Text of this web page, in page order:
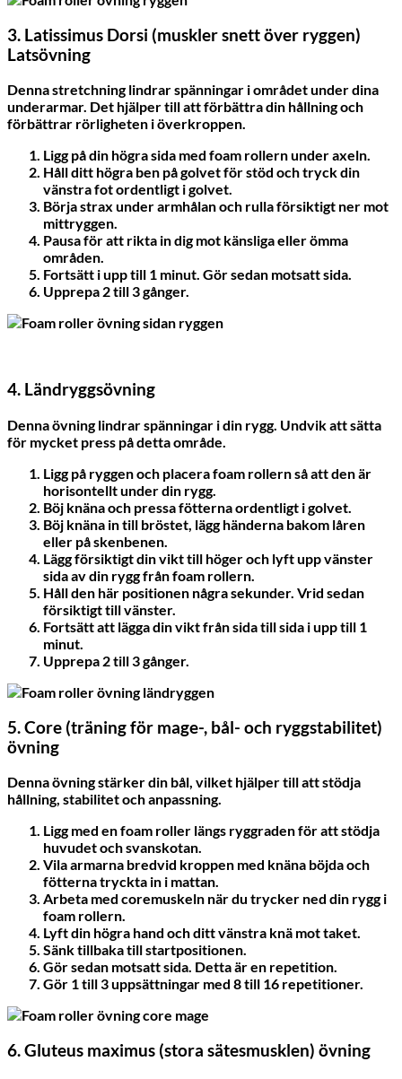
3. Latissimus Dorsi (muskler snett över ryggen)
Latsövning
Denna stretchning lindrar spänningar i området under dina
underarmar. Det hjälper till att förbättra din hållning och
förbättrar rörligheten i överkroppen.
Ligg på din högra sida med foam rollern under axeln.
Håll ditt högra ben på golvet för stöd och tryck din
vänstra fot ordentligt i golvet.
Börja strax under armhålan och rulla försiktigt ner mot
mittryggen.
Pausa för att rikta in dig mot känsliga eller ömma
områden.
Fortsätt i upp till 1 minut. Gör sedan motsatt sida.
Upprepa 2 till 3 gånger.
4. Ländryggsövning
Denna övning lindrar spänningar i din rygg. Undvik att sätta
för mycket press på detta område.
Ligg på ryggen och placera foam rollern så att den är
horisontellt under din rygg.
Böj knäna och pressa fötterna ordentligt i golvet.
Böj knäna in till bröstet, lägg händerna bakom låren
eller på skenbenen.
Lägg försiktigt din vikt till höger och lyft upp vänster
sida av din rygg från foam rollern.
Håll den här positionen några sekunder. Vrid sedan
försiktigt till vänster.
Fortsätt att lägga din vikt från sida till sida i upp till 1
minut.
Upprepa 2 till 3 gånger.
5. Core (träning för mage-, bål- och ryggstabilitet)
övning
Denna övning stärker din bål, vilket hjälper till att stödja
hållning, stabilitet och anpassning.
Ligg med en foam roller längs ryggraden för att stödja
huvudet och svanskotan.
Vila armarna bredvid kroppen med knäna böjda och
fötterna tryckta in i mattan.
Arbeta med coremuskeln när du trycker ned din rygg i
foam rollern.
Lyft din högra hand och ditt vänstra knä mot taket.
Sänk tillbaka till startpositionen.
Gör sedan motsatt sida. Detta är en repetition.
Gör 1 till 3 uppsättningar med 8 till 16 repetitioner.
6. Gluteus maximus (stora sätesmusklen) övning